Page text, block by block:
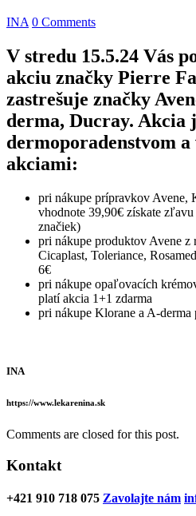
INA 0 Comments
V stredu 15.5.24 Vás
akciu značky Pierre
zastrešuje značky
derma, Ducray. Akcia
dermoporadenstvom
akciami:
pri nákupe prípravkov Avene,
vhodnote 39,90€ získate
značiek)
pri nákupe produktov Avene z
Cicaplast, Toleriance,
6€
pri nákupe opaľovacích
platí akcia 1+1 zdarma
pri nákupe Klorane a A-derma
INA
https://www.lekarenina.sk
Comments are closed for this post.
Kontakt
+421 910 718 075 Zavolajte nám